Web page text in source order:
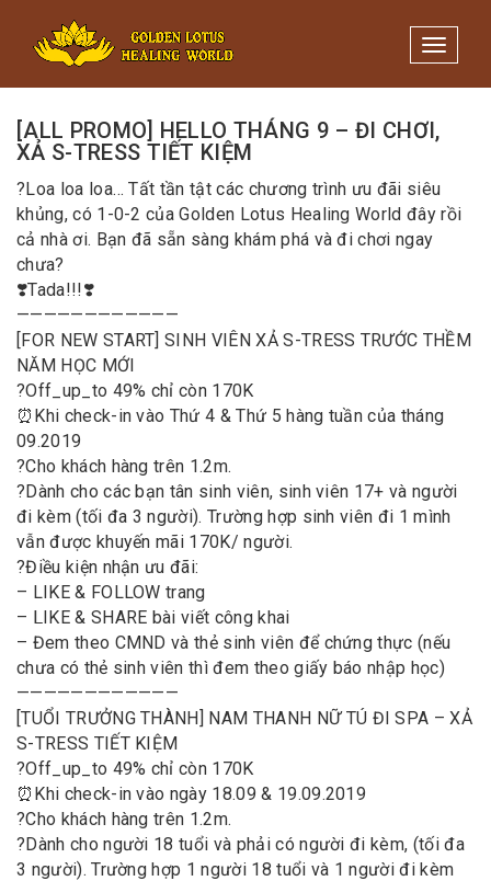
Toggle
09/09/2019 /
[ALL PROMO] HELLO THÁNG 9 – ĐI CHƠI,
XẢ S-TRESS TIẾT KIỆM
?Loa loa loa… Tất tần tật các chương trình ưu đãi siêu
khủng, có 1-0-2 của Golden Lotus Healing World đây rồi
cả nhà ơi. Bạn đã sẵn sàng khám phá và đi chơi ngay
chưa?
❣️Tada!!!❣️
————————————
[FOR NEW START] SINH VIÊN XẢ S-TRESS TRƯỚC THỀM
NĂM HỌC MỚI
?Off_up_to 49% chỉ còn 170K
⏰ Khi check-in vào Thứ 4 & Thứ 5 hàng tuần của tháng
09.2019
?Cho khách hàng trên 1.2m.
?Dành cho các bạn tân sinh viên, sinh viên 17+ và người
đi kèm (tối đa 3 người). Trường hợp sinh viên đi 1 mình
vẫn được khuyến mãi 170K/ người.
?Điều kiện nhận ưu đãi:
– LIKE & FOLLOW trang
– ᒪIKE & SHARE bài viết công khai
– Đem theo CMND và thẻ sinh viên để chứng thực (nếu
chưa có thẻ sinh viên thì đem theo giấy báo nhập học)
————————————
[TUỔI TRƯỞNG THÀNH] NAM THANH NỮ TÚ ĐI SPA – XẢ
S-TRESS TIẾT KIỆM
?Off_up_to 49% chỉ còn 170K
⏰ Khi check-in vào ngày 18.09 & 19.09.2019
?Cho khách hàng trên 1.2m.
?Dành cho người 18 tuổi và phải có người đi kèm, (tối đa
3 người). Trường hợp 1 người 18 tuổi và 1 người đi kèm
Minigame Tiktok cùng Golden
Lotus nhận thưởng đến 9tr đồng.
Xem thể lệ!